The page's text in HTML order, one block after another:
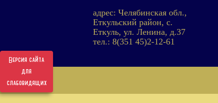
Версия сайта
для
слабовидящих
адрес: Челябинская обл.,
Еткульский район, с.
Еткуль, ул. Ленина, д.37
тел.: 8(351 45)2-12-61